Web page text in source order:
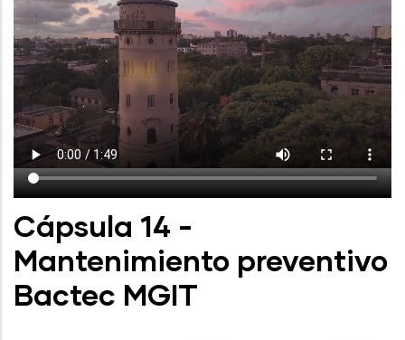
Cápsula 14 -
Mantenimiento preventivo
Bactec MGIT